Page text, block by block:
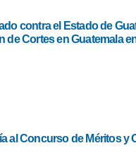
contra el Estado de
de Cortes en Guatemala
al Concurso de Méritos